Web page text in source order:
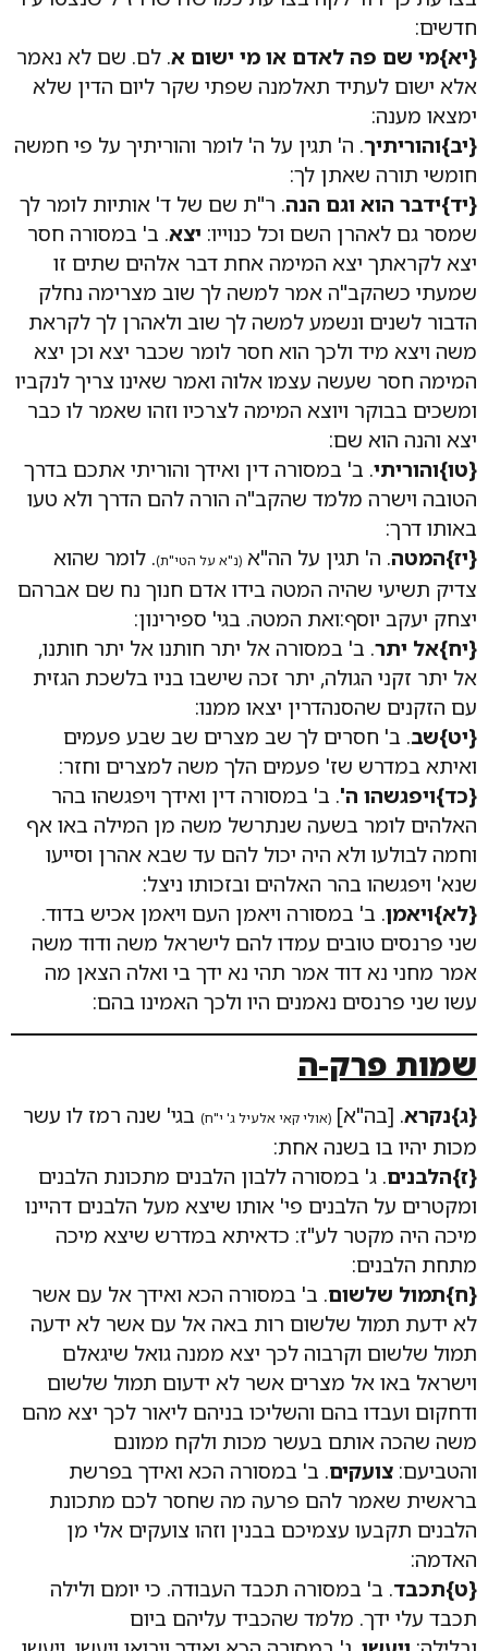
חדשים:
{יא}מי שם פה לאדם או מי ישום א. לם. שם לא נאמר
אלא ישום לעתיד תאלמנה שפתי שקר ליום הדין שלא
ימצאו מענה:
{יב}והוריתיך. ה' תגין על ה' לומר והוריתיך על פי חמשה
חומשי תורה שאתן לך:
{יד}ידבר הוא וגם הנה. ר"ת שם של ד' אותיות לומר לך
שמסר גם לאהרן השם וכל כנוייו: יצא. ב' במסורה חסר
יצא לקראתך יצא המימה אחת דבר אלהים שתים זו
שמעתי כשהקב"ה אמר למשה לך שוב מצרימה נחלק
הדבור לשנים ונשמע למשה לך שוב ולאהרן לך לקראת
משה ויצא מיד ולכך הוא חסר לומר שכבר יצא וכן יצא
המימה חסר שעשה עצמו אלוה ואמר שאינו צריך לנקביו
ומשכים בבוקר ויוצא המימה לצרכיו וזהו שאמר לו כבר
יצא והנה הוא שם:
{טו}והוריתי. ב' במסורה דין ואידך והוריתי אתכם בדרך
הטובה וישרה מלמד שהקב"ה הורה להם הדרך ולא טעו
באותו דרך:
{יז}המטה. ה' תגין על הה"א (נ"א על הטי"ת). לומר שהוא
צדיק תשיעי שהיה המטה בידו אדם חנוך נח שם אברהם
יצחק יעקב יוסף:ואת המטה. בגי' ספירינון:
{יח}אל יתר. ב' במסורה אל יתר חותנו אל יתר חותנו,
אל יתר זקני הגולה, יתר זכה שישבו בניו בלשכת הגזית
עם הזקנים שהסנהדרין יצאו ממנו:
{יט}שב. ב' חסרים לך שב מצרים שב שבע פעמים
ואיתא במדרש שז' פעמים הלך משה למצרים וחזר:
{כד}ויפגשהו ה'. ב' במסורה דין ואידך ויפגשהו בהר
האלהים לומר בשעה שנתרשל משה מן המילה באו אף
וחמה לבולעו ולא היה יכול להם עד שבא אהרן וסייעו
שנא' ויפגשהו בהר האלהים ובזכותו ניצל:
{לא}ויאמן. ב' במסורה ויאמן העם ויאמן אכיש בדוד.
שני פרנסים טובים עמדו להם לישראל משה ודוד משה
אמר מחני נא דוד אמר תהי נא ידך בי ואלה הצאן מה
עשו שני פרנסים נאמנים היו ולכך האמינו בהם:
שמות פרק-ה
{ג}נקרא. [בה"א] (אולי קאי אלעיל ג' י"ח) בגי' שנה רמז לו עשר
מכות יהיו בו בשנה אחת:
{ז}הלבנים. ג' במסורה ללבון הלבנים מתכונת הלבנים
ומקטרים על הלבנים פי' אותו שיצא מעל הלבנים דהיינו
מיכה היה מקטר לע"ז: כדאיתא במדרש שיצא מיכה
מתחת הלבנים:
{ח}תמול שלשום. ב' במסורה הכא ואידך אל עם אשר
לא ידעת תמול שלשום רות באה אל עם אשר לא ידעה
תמול שלשום וקרבוה לכך יצא ממנה גואל שיגאלם
וישראל באו אל מצרים אשר לא ידעום תמול שלשום
ודחקום ועבדו בהם והשליכו בניהם ליאור לכך יצא מהם
משה שהכה אותם בעשר מכות ולקח ממונם
והטביעם: צועקים. ב' במסורה הכא ואידך בפרשת
בראשית שאמר להם פרעה מה שחסר לכם מתכונת
הלבנים תקבעו עצמיכם בבנין וזהו צועקים אלי מן
האדמה:
{ט}תכבד. ב' במסורה תכבד העבודה. כי יומם ולילה
תכבד עלי ידך. מלמד שהכביד עליהם ביום